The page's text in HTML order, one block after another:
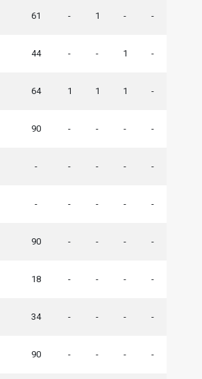
61 - 1 - -
44 - - 1 -
64 1 1 1 -
90 - - - -
- - - - -
- - - - -
90 - - - -
18 - - - -
34 - - - -
90 - - - -